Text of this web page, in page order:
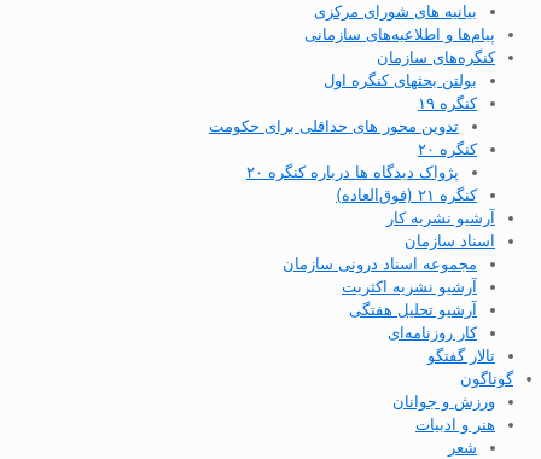
بیانیه های شورای مرکزی
پیام‌ها و اطلاعیه‌های سازمانی
کنگره‌های سازمان
بولتن بحثهای کنگره اول
کنگره ۱۹
تدوین محور های حداقلی برای حکومت
کنگره ۲۰
پژواک دیدگاه ها درباره کنگره ۲۰
کنگره ۲۱ (فوق‌العاده)
آرشیو نشریه کار
اسناد سازمان
مجموعه اسناد درونی سازمان
آرشیو نشریه اکثریت
آرشیو تحلیل هفتگی
کار روزنامه‌ای
تالار گفتگو
گوناگون
ورزش و جوانان
هنر و ادبیات
شعر